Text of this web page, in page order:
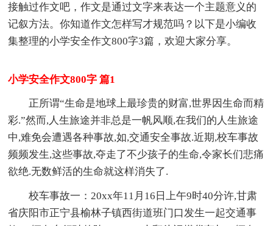
接触过作文吧，作文是通过文字来表达一个主题意义的
记叙方法。你知道作文怎样写才规范吗？以下是小编收
集整理的小学安全作文800字3篇，欢迎大家分享。
小学安全作文800字 篇1
正所谓“生命是地球上最珍贵的财富,世界因生命而精
彩.”然而,人生旅途并非总是一帆风顺,在我们的人生旅途
中,难免会遭遇各种事故,如,交通安全事故.近期,校车事故
频频发生,这些事故,夺走了不少孩子的生命,令家长们悲痛
欲绝.无数鲜活的生命就这样消失了.
校车事故一：20xx年11月16日上午9时40分许,甘肃
省庆阳市正宁县榆林子镇西街道班门口发生一起交通事